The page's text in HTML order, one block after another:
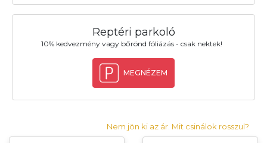
Reptéri parkoló
10% kedvezmény vagy bőrönd fóliázás - csak nektek!
MEGNÉZEM
Nem jön ki az ár. Mit csinálok rosszul?